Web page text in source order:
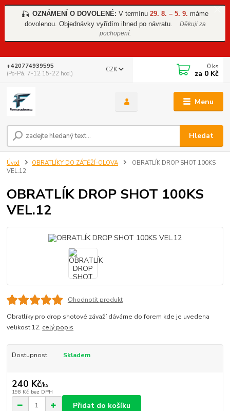
🎣 OZNÁMENÍ O DOVOLENÉ: V termínu 29. 8. – 5. 9. máme
dovolenou. Objednávky vyřídím ihned po návratu.
Děkuji za
pochopení.
Menu
CZK
Hledat
+420774939595
(Po-Pá, 7-12 15-22 hod.)
0 ks
za 0 Kč
Úvod OBRATLÍKY DO ZÁTĚŽÍ-OLOVA
OBRATLÍK DROP SHOT 100KS
VEL.12
OBRATLÍK DROP SHOT 100KS
VEL.12
Ohodnotit produkt
Obratlíky pro drop shotové závaží dáváme do forem kde je uvedena
velikost 12. celý popis
Dostupnost Skladem
240 Kč/ks
198 Kč bez DPH
Přidat do košíku